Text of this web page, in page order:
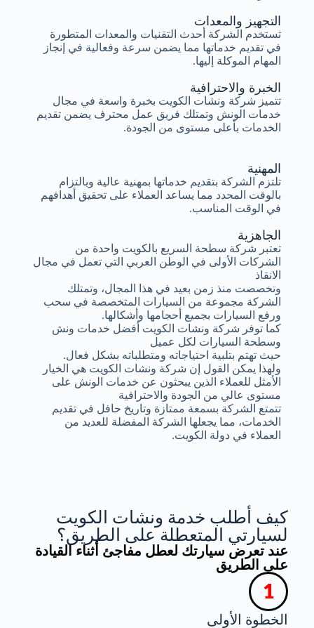
الخبرة والاحترافية
تتميز شركة ونشات الكويت بخبرة واسعة في مجال
خدمات الونش وتمتلك فريق عمل محترف يضمن تقديم
الخدمات بأعلى مستوى من الجودة.
التجهيز والمعدات
تستخدم الشركة أحدث التقنيات والمعدات المتطورة
في تقديم خدماتها مما يضمن سرعة وفعالية في إنجاز
المهام الموكلة إليها.
المهنية
تلتزم الشركة بتقديم خدماتها بمهنية عالية وبالتزام
بالوقت المحدد مما يساعد العملاء على تحقيق أهدافهم
في الوقت المناسب.
الجاهزية
تعتبر شركة سطحة السريع بالكويت واحدة من
الشركات الأولى في الوطن العربي التي تعمل في مجال
الانقاذ
وتخصصت منذ زمن بعيد في هذا المجال، وتمتلك
الشركة مجموعة من السيارات المتخصصة في سحب
ورفع السيارات بجميع أحجامها وأشكالها.
كما توفر شركة ونشات الكويت أفضل خدمات ونش
وسطحة السيارات لكل عميل
حيث تهتم بتلبية احتياجاته ومتطلباته بشكل فعال.
ولهذا يمكن القول إن شركة ونشات الكويت هي الخيار
الأمثل للعملاء الذين يبحثون عن خدمات الونش على
مستوى عالي من الجودة والاحترافية
تتمتع الشركة بسمعة ممتازة وتاريخ حافل في تقديم
الخدمات، مما يجعلها الشركة المفضلة للعديد من
العملاء في دولة الكويت.
كيف أطلب خدمة ونشات الكويت
لسيارتي المتعطلة على الطريق؟
عند تعرض سيارتك لعطل مفاجئ أثناء القيادة
على الطريق
الخطوة الأولى